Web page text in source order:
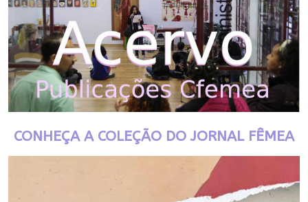
CONHEÇA A COLEÇÃO DO JORNAL FÊMEA